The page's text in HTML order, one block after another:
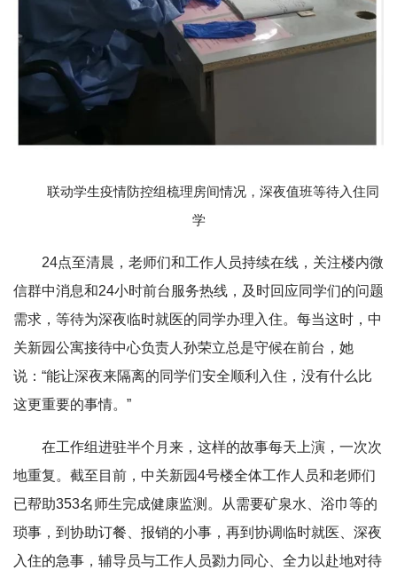
联动学生疫情防控组梳理房间情况，深夜值班等待入住同
学
24点至清晨，老师们和工作人员持续在线，关注楼内微
信群中消息和24小时前台服务热线，及时回应同学们的问题
需求，等待为深夜临时就医的同学办理入住。每当这时，中
关新园公寓接待中心负责人孙荣立总是守候在前台，她
说：“能让深夜来隔离的同学们安全顺利入住，没有什么比
这更重要的事情。”
在工作组进驻半个月来，这样的故事每天上演，一次次
地重复。截至目前，中关新园4号楼全体工作人员和老师们
已帮助353名师生完成健康监测。从需要矿泉水、浴巾等的
琐事，到协助订餐、报销的小事，再到协调临时就医、深夜
入住的急事，辅导员与工作人员勠力同心、全力以赴地对待